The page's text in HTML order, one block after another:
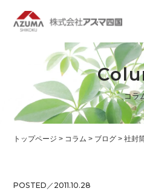
コラ
トップページ > コラム > ブログ >社封
POSTED／2011.10.28